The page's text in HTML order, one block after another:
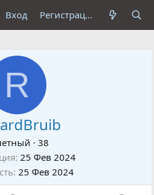
Вход Регистрация
R
· 38
25 Фев 2024
25 Фев 2024